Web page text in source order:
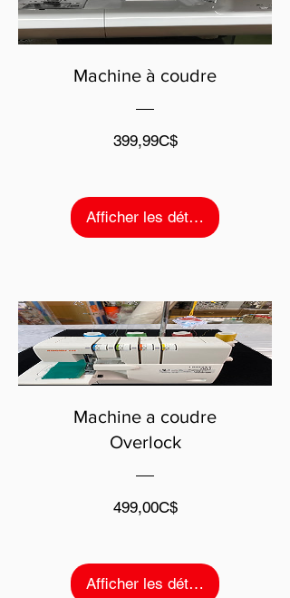
Machine à coudre
399,99C$Prix
Afficher les détails
Machine a coudre
Overlock
499,00C$Prix
Afficher les détails